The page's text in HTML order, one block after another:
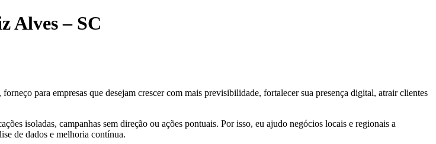
Alves – SC
, forneço para empresas que desejam crescer com mais previsibilidade, fortalecer sua presença digital, atrair clientes
isoladas, campanhas sem direção ou ações pontuais. Por isso, eu ajudo negócios locais e regionais a
de dados e melhoria contínua.